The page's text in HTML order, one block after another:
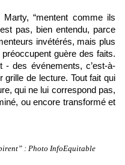
“mentent comme ils
pas, bien entendu, parce
invétérés, mais plus
guère des faits.
- des événements, c’est-à-
grille de lecture. Tout fait qui
qui ne lui correspond pas,
ou encore transformé et
: Photo InfoEquitable